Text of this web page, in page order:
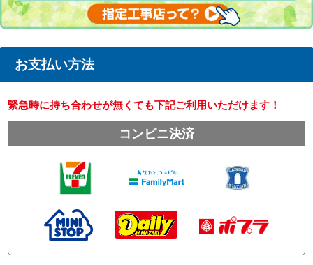
お支払い方法
緊急時に持ち合わせが無くても下記ご利用いただけます！
コンビニ決済